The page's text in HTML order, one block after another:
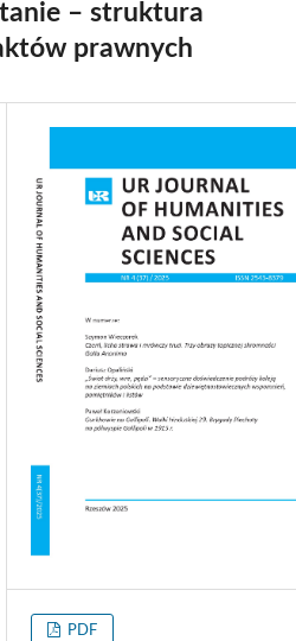
– struktura
prawnych
PDF